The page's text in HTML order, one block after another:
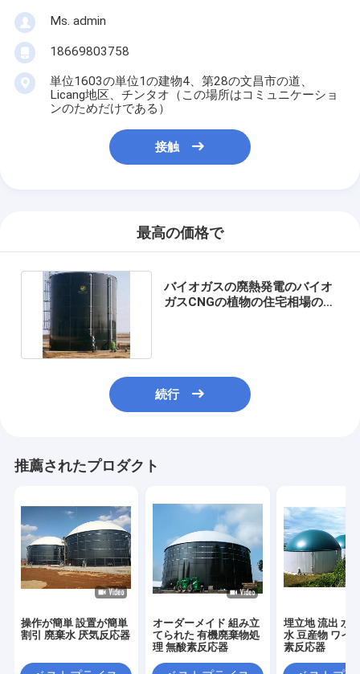
Ms. admin
18669803758
単位1603の単位1の建物4、第28の文昌市の道、
Licang地区、チンタオ（この場所はコミュニケーショ
ンのためだけである）
接触
最高の価格で
バイオガスの廃熱発電のバイオ
ガスCNGの植物の住宅相場のた
続行
推薦されたプロダクト
操作が簡単 設置が簡単
割引 廃棄水 厌気反応器
オーダーメイド 組み立
てられた 有機廃棄物処
理 無酸素反応器
埋立地 流出 水
水 豆産物 ワイ
素反応器